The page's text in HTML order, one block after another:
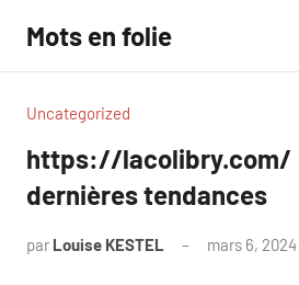
contenu
Mots en folie
Uncategorized
https://lacolibry.com/
dernières tendances
par Louise KESTEL mars 6, 2024